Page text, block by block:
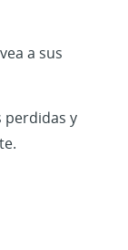
a sus
perdidas y